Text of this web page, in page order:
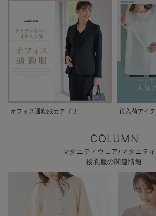
オフィス通勤服カテゴリ 再入荷アイ
COLUMN
マタニティウェア/マタニテ
授乳服の関連情報